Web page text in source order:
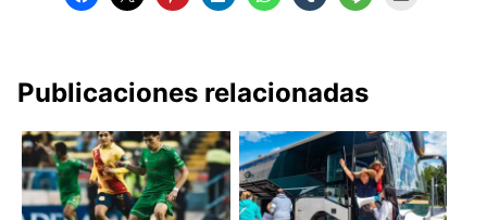
Publicaciones relacionadas